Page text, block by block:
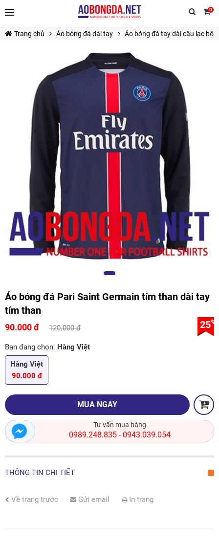
0
TIẾP TỤC MUA HÀNG
Trang chủ Áo bóng đá dài tay Áo bóng đá tay dài câu lạc bộ
Áo bóng đá Pari Saint Germain tím than dài tay
tím than
90.000 đ 120.000 đ 25%
Bạn đang chọn: Hàng Việt
Hàng Việt
90.000 đ
MUA NGAY
Tư vấn mua hàng
0989.248.835- 0943.039.054
THÔNG TIN CHI TIẾT
Về trang trước Gửi email In trang